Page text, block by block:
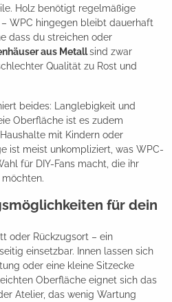
Holz benötigt regelmäßige
WPC hingegen bleibt dauerhaft
dass du streichen oder
aus Metallsind zwar
Qualität zu Rost und
beides: Langlebigkeit und
Oberfläche ist es zudem
mit Kindern oder
ist meist unkompliziert, was WPC-
für DIY-Fans macht, die ihr
für dein
oder Rückzugsort – ein
einsetzbar. Innen lassen sich
oder eine kleine Sitzecke
Oberfläche eignet sich das
Atelier, das wenig Wartung